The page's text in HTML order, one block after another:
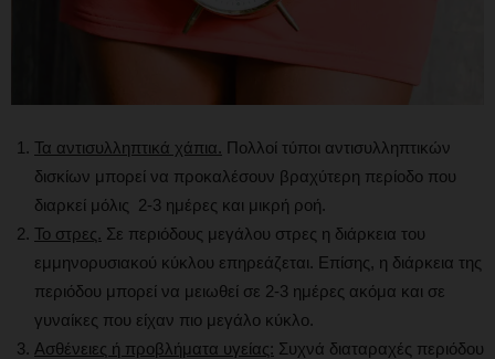
Τα αντισυλληπτικά χάπια. Πολλοί τύποι αντισυλληπτικών
δισκίων μπορεί να προκαλέσουν βραχύτερη περίοδο που
διαρκεί μόλις 2-3 ημέρες και μικρή ροή.
Το στρες. Σε περιόδους μεγάλου στρες η διάρκεια του
εμμηνορυσιακού κύκλου επηρεάζεται. Επίσης, η διάρκεια της
περιόδου μπορεί να μειωθεί σε 2-3 ημέρες ακόμα και σε
γυναίκες που είχαν πιο μεγάλο κύκλο.
Ασθένειες ή προβλήματα υγείας: Συχνά διαταραχές περιόδου